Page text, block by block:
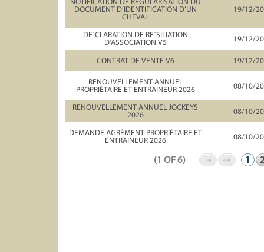
DOCUMENT D’IDENTIFICATION D’UN
CHEVAL
19/12/
DE´CLARATION DE RE´SILIATION
D'ASSOCIATION V5
19/12/
CONTRAT DE VENTE V6 19/12/
RENOUVELLEMENT ANNUEL
PROPRIÉTAIRE ET ENTRAINEUR 2026
08/10/
RENOUVELLEMENT ANNUEL JOCKEYS
2026
08/10/
DEMANDE AGRÉMENT PROPRIÉTAIRE ET
ENTRAINEUR 2026
08/10/
(1 OF 6) 1